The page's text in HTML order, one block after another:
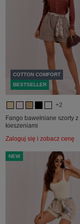
COTTON COMFORT
BESTSELLER
+2
Fango bawełniane szorty z
kieszeniami
Zaloguj się i zobacz cenę
NEW